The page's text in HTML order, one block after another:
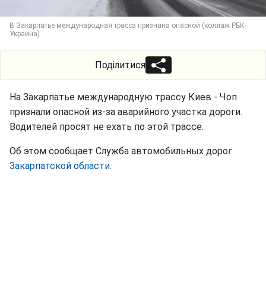
В Закарпатье международная трасса признана опасной (коллаж РБК-
Украина)
Поділитися
На Закарпатье международную трассу Киев - Чоп
признали опасной из-за аварийного участка дороги.
Водителей просят не ехать по этой трассе.
Об этом сообщает Служба автомобильных дорог
Закарпатской области.